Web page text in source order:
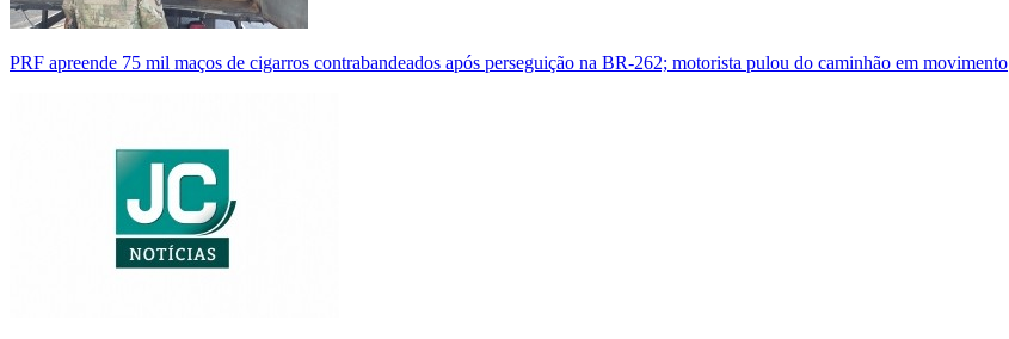
PRF apreende 75 mil maços de cigarros contrabandeados após perseguição na BR-262; motorista pulou do caminhão em movimento